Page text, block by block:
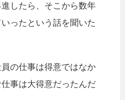
したら、そこから数年
ったという話を聞いた
の仕事は得意ではなか
事は大得意だったんだ